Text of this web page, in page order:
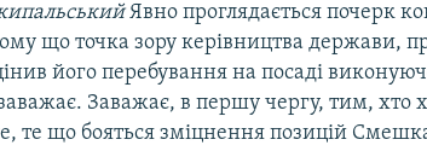
Явно проглядається почерк
що точка зору керівництва держави,
його перебування на посаді
Заважає, в першу чергу, тим, хто
те що бояться зміцнення позицій